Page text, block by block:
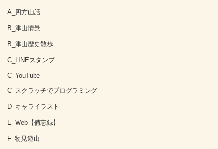
A_四方山話
B_津山情景
B_津山歴史散歩
C_LINEスタンプ
C_YouTube
C_スクラッチでプログラミング
D_キャライラスト
E_Web【備忘録】
F_物見遊山